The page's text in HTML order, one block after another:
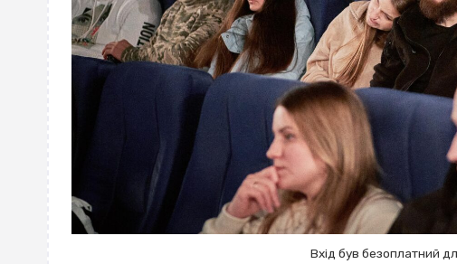
Вхід був безоплатний